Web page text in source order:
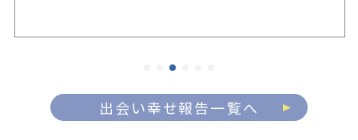
出会い幸せ報告一覧へ